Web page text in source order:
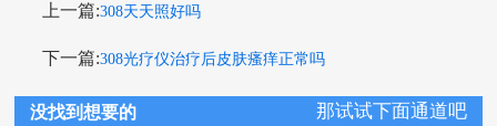
上一篇:308天天照好吗
下一篇:308光疗仪治疗后皮肤瘙痒正常吗
没找到想要的 那试试下面通道吧